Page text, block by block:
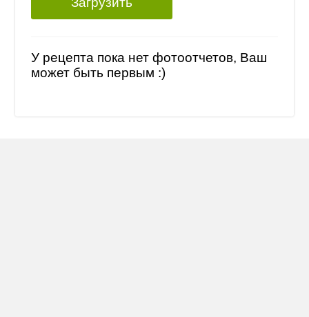
У рецепта пока нет фотоотчетов, Ваш
может быть первым :)